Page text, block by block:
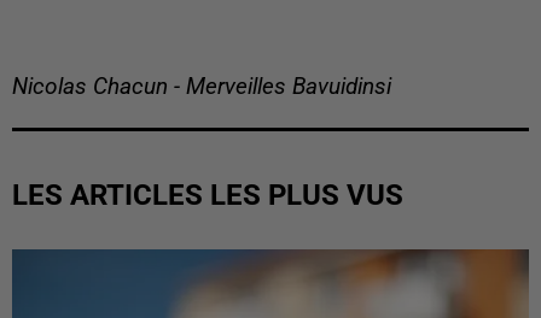
Nicolas Chacun - Merveilles Bavuidinsi
LES ARTICLES LES PLUS VUS